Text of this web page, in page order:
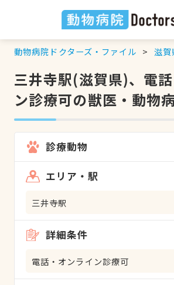
動物病院ドクターズ・ファイル 滋賀
三井寺駅(滋賀県)、電
ン診療可の獣医・動物
診療動物
エリア・駅
三井寺駅
詳細条件
電話・オンライン診療可